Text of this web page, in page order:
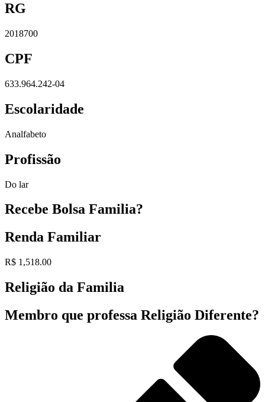
RG
2018700
CPF
633.964.242-04
Escolaridade
Analfabeto
Profissão
Do lar
Recebe Bolsa Familia?
Renda Familiar
R$ 1,518.00
Religião da Familia
Membro que professa Religião Diferente?